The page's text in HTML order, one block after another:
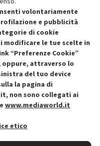
Recedere dal contratto qui
volontariamente
e pubblicità
di cookie
modificare le tue scelte in
“Preferenze Cookie”
oppure, attraverso lo
del tuo device
la pagina di
non sono collegati ai
www.mediaworld.it
etico